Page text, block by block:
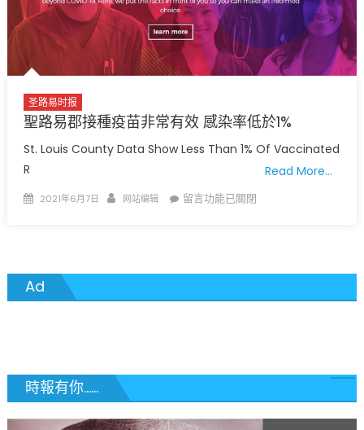
筝声与琴韵交汇：刘励(Li Statler)与钢琴家Darek演绎一场古筝
与钢琴的精彩对话
圣路易时报
聖路易郡接種疫苗非常有效 感染率低於1%
St. Louis County Data Show Less Than 1% Of Vaccinated
R
Read More…
Posted
2021年6月7日 Author
网站编辑
在
郡
有
效
留言功能已關閉
Ad
時報有你......